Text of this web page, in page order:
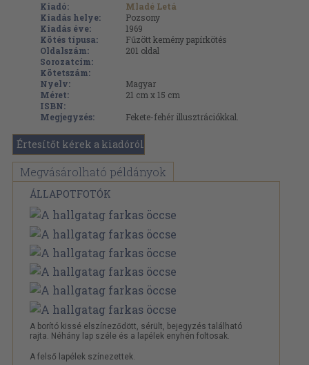
Kiadó:
Mladé Letá
Kiadás helye:
Pozsony
Kiadás éve:
1969
Kötés típusa:
Fűzött kemény papírkötés
Oldalszám:
201 oldal
Sorozatcím:
Kötetszám:
Nyelv:
Magyar
Méret:
21 cm x 15 cm
ISBN:
Megjegyzés:
Fekete-fehér illusztrációkkal.
Értesítőt kérek a kiadóról
Megvásárolható példányok
ÁLLAPOTFOTÓK
A borító kissé elszíneződött, sérült, bejegyzés található
rajta. Néhány lap széle és a lapélek enyhén foltosak.
A felső lapélek színezettek.